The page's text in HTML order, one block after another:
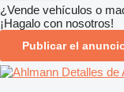
¿Vende vehículos o
¡Hagalo con nosotros!
Publicar el
Detalles de